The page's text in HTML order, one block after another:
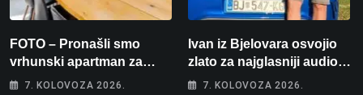
FOTO – Pronašli smo
vrhunski apartman za
odmor: Pogled na more, tri
7. KOLOVOZA 2026.
Ivan iz Bjelovara osvojio
zlato za najglasniji audio
sustav i srušio osobni
7. KOLOVOZA 2026.